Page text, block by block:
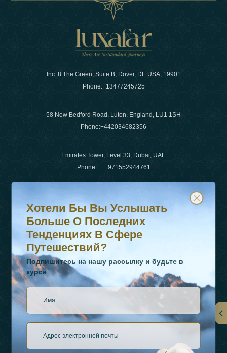
Inc. 8 The Green, Suite B, Dover, DE USA, 19901
Phone:+13477245725
58 New Bedford Road, Luton, England, LU1 1SH
Phone:+442034682356
Emirates Tower, Level 33, Dubai, UAE
Phone: +971552944761
WhatsApp Нет :+442034682356
+971552944761
О Нас
Хотели бы вы услышать больше о последних
Подпишитесь на нашу рассылку и будьте в курсе
Хотели Бы Вы Услышать
Больше О Последних
Тенденциях В Сфере
Путешествий?
Подпишитесь на нашу рассылку и будьте в
курсе